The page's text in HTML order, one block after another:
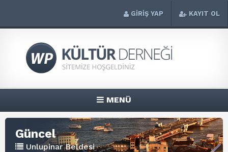
GİRİŞ YAP KAYIT OL
MENÜ
Güncel
Unlupinar Beldesi